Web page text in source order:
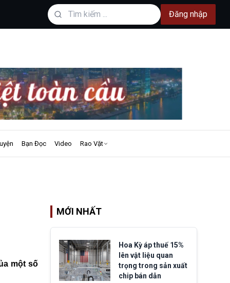
Đăng nhập
Bạn Đọc Video Rao Vặt
một số
MỚI NHẤT
Hoa Kỳ áp thuế 15%
lên vật liệu quan
trọng trong sản xuất
chip bán dẫn